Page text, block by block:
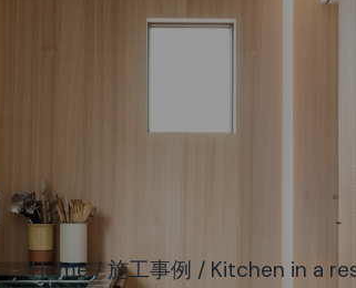
Acid-Stain
Home/施工事例 / Kitchen in a